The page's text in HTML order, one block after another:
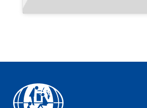
Facebook
YouTube
Instagram